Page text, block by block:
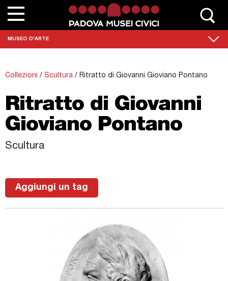
MUSEO D'ARTE
Chi siamo
Sedi monumentali
Scuole
Eventi e mostre
Collezioni
Collezioni / Scultura / Ritratto di Giovanni Gioviano Pontano
Ritratto di Giovanni
Gioviano Pontano
Scultura
Aggiungi un tag